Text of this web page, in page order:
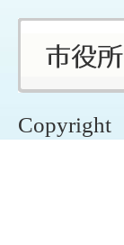
Copyright